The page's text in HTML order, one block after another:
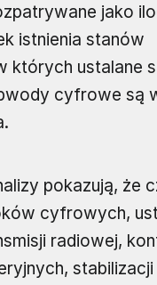
jako
istnienia stanów
których ustalane
cyfrowe są
pokazują, że
cyfrowych,
radiowej,
stabilizacji